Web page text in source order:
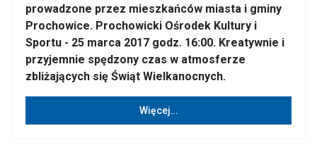
prowadzone przez mieszkańców miasta i gminy
Prochowice. Prochowicki Ośrodek Kultury i
Sportu - 25 marca 2017 godz. 16:00. Kreatywnie i
przyjemnie spędzony czas w atmosferze
zbliżających się Świąt Wielkanocnych.
Więcej…